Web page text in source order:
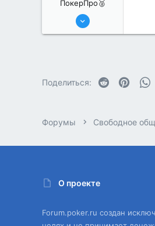
ПокерПро🥈
25 Июл 2022
Поделиться: Reddit
Форумы Свободное
О проекте
Forum.poker.ru создан